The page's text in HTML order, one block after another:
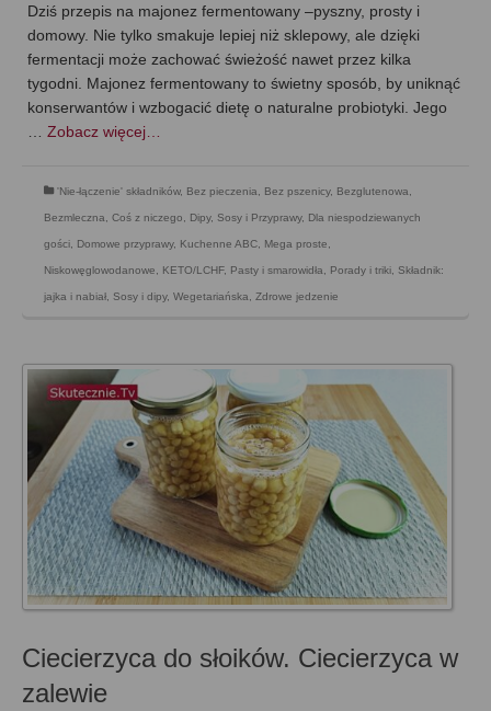
Dziś przepis na majonez fermentowany –pyszny, prosty i
domowy. Nie tylko smakuje lepiej niż sklepowy, ale dzięki
fermentacji może zachować świeżość nawet przez kilka
tygodni. Majonez fermentowany to świetny sposób, by uniknąć
konserwantów i wzbogacić dietę o naturalne probiotyki. Jego
… Zobacz więcej…
'Nie-łączenie' składników, Bez pieczenia, Bez pszenicy, Bezglutenowa,
Bezmleczna, Coś z niczego, Dipy, Sosy i Przyprawy, Dla niespodziewanych
gości, Domowe przyprawy, Kuchenne ABC, Mega proste,
Niskowęglowodanowe, KETO/LCHF, Pasty i smarowidła, Porady i triki, Składnik:
jajka i nabiał, Sosy i dipy, Wegetariańska, Zdrowe jedzenie
Ciecierzyca do słoików. Ciecierzyca w
zalewie